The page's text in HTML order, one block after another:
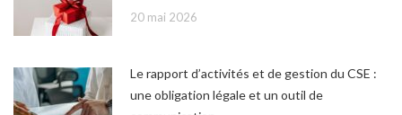
20 mai 2026
Le rapport d’activités et de gestion du CSE :
une obligation légale et un outil de